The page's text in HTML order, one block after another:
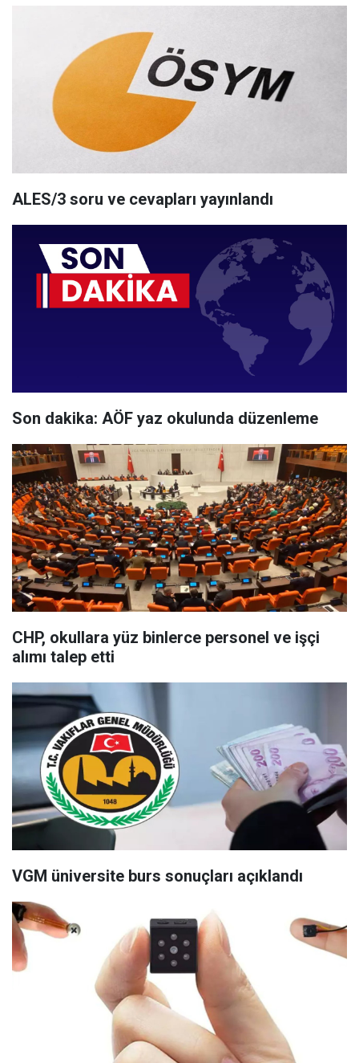
ALES/3 soru ve cevapları yayınlandı
Son dakika: AÖF yaz okulunda düzenleme
CHP, okullara yüz binlerce personel ve işçi
alımı talep etti
VGM üniversite burs sonuçları açıklandı